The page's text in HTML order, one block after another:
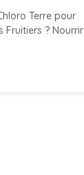
Terre pour
Fruitiers ? Nourrir